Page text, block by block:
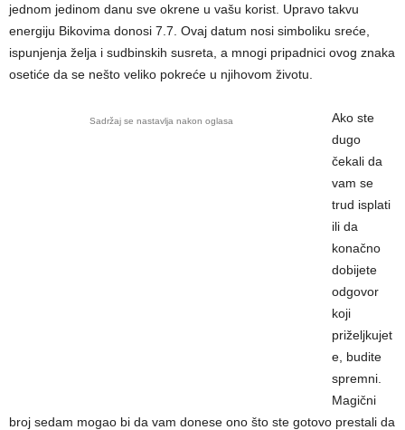
jednom jedinom danu sve okrene u vašu korist. Upravo takvu
energiju Bikovima donosi 7.7. Ovaj datum nosi simboliku sreće,
ispunjenja želja i sudbinskih susreta, a mnogi pripadnici ovog znaka
osetiće da se nešto veliko pokreće u njihovom životu.
Sadržaj se nastavlja nakon oglasa
Ako ste
dugo
čekali da
vam se
trud isplati
ili da
konačno
dobijete
odgovor
koji
priželjkujet
e, budite
spremni.
Magični
broj sedam mogao bi da vam donese ono što ste gotovo prestali da